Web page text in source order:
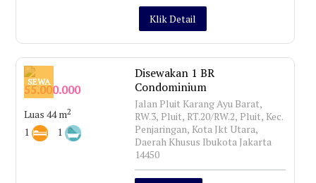
Klik Detail
SEWA
55.000.000
Luas 44 m2
1 1
Disewakan 1 BR
Condominium
Jalan Pluit Karang Ayu Barat,
RW.3, Pluit, RT.20/RW.2, Pluit, Kec.
Penjaringan, Kota Jkt Utara,
Daerah Khusus Ibukota Jakarta
14450